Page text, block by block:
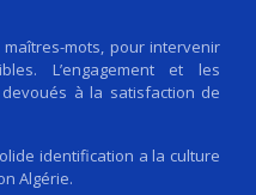
mots, pour intervenir
L’engagement et les
à la satisfaction de
identification a la culture
Algérie.